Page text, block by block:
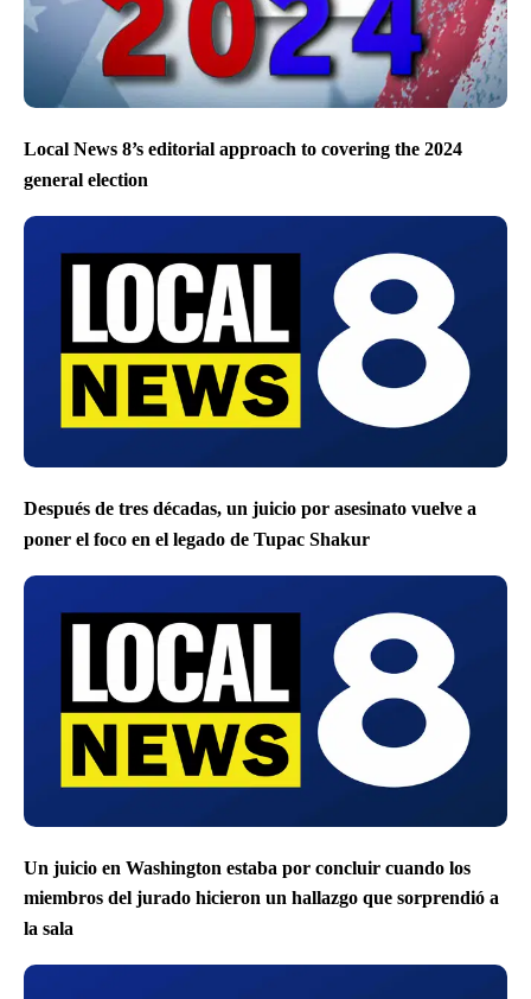
Local News 8’s editorial approach to covering the 2024
general election
Después de tres décadas, un juicio por asesinato vuelve a
poner el foco en el legado de Tupac Shakur
Un juicio en Washington estaba por concluir cuando los
miembros del jurado hicieron un hallazgo que sorprendió a
la sala